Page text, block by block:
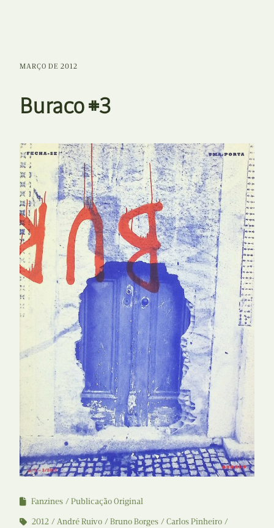
MARÇO DE 2012
Buraco #3
Fanzines
Publicação Original
2012
André Ruivo Bruno Borges
Carlos Pinheiro